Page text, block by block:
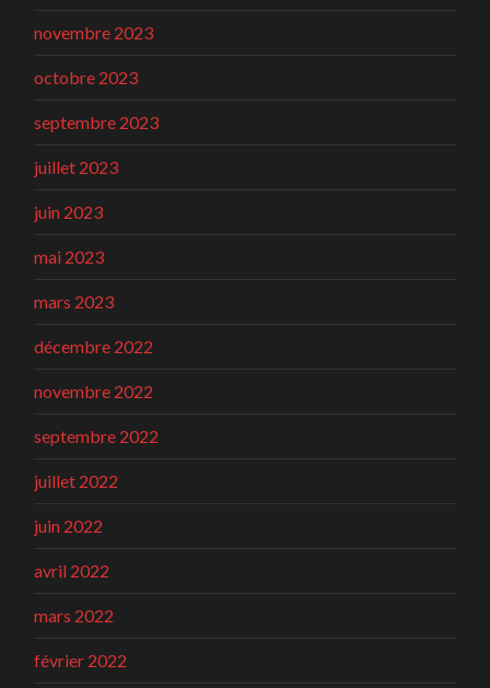
novembre 2023
octobre 2023
septembre 2023
juillet 2023
juin 2023
mai 2023
mars 2023
décembre 2022
novembre 2022
septembre 2022
juillet 2022
juin 2022
avril 2022
mars 2022
février 2022